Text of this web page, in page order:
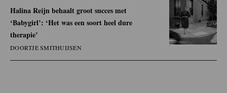
Halina Reijn behaalt groot succes met
‘Babygirl’: ‘Het was een soort heel dure
therapie’
DOORTJE SMITHUIJSEN